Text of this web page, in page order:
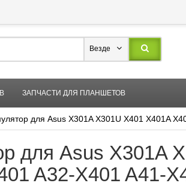
Везде
ЗАПЧАСТИ ДЛЯ ПЛАНШЕТОВ
для Asus X301A X301U X401 X401A
для Asus X301A
A32-X401 A41-